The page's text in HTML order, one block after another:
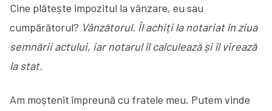
Cine plătește impozitul la vânzare, eu sau
cumpărătorul? Vânzătorul. Îl achiți la notariat în ziua
semnării actului, iar notarul îl calculează și îl virează
la stat.
Am moștenit împreună cu fratele meu. Putem vinde